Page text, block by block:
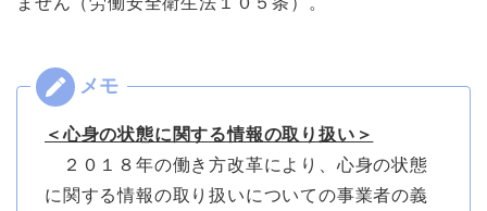
＜心身の状態に関する情報の取り扱い＞
２０１８年の働き方改革により、心身の状態
に関する情報の取り扱いについての事業者の義